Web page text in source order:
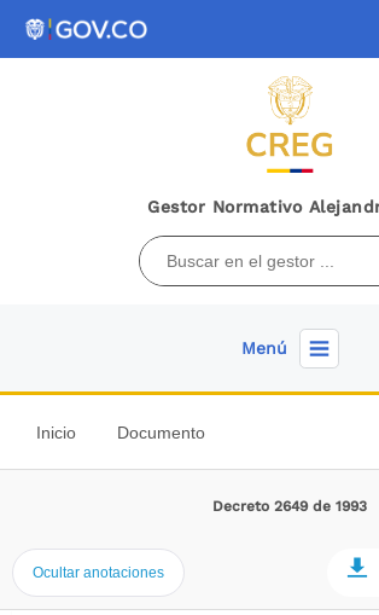
Gestor Normativo
Menú
Inicio Documento
Decreto 2649 de 1993
Ocultar anotaciones